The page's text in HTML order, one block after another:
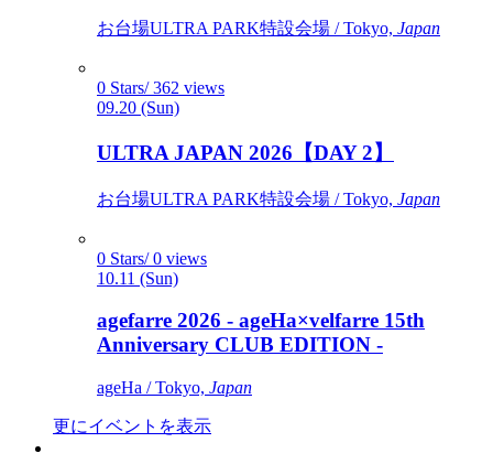
お台場ULTRA PARK特設会場 / Tokyo, Japan
0 Stars/ 362 views
09.20 (Sun)
ULTRA JAPAN 2026【DAY 2】
お台場ULTRA PARK特設会場 / Tokyo, Japan
0 Stars/ 0 views
10.11 (Sun)
agefarre 2026 - ageHa×velfarre 15th
Anniversary CLUB EDITION -
ageHa / Tokyo, Japan
更にイベントを表示